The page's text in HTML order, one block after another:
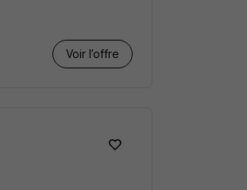
Voir l’offre